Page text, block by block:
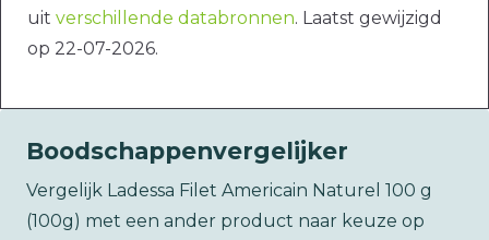
uit verschillende databronnen. Laatst gewijzigd
op 22-07-2026.
Boodschappenvergelijker
Vergelijk Ladessa Filet Americain Naturel 100 g
(100g) met een ander product naar keuze op